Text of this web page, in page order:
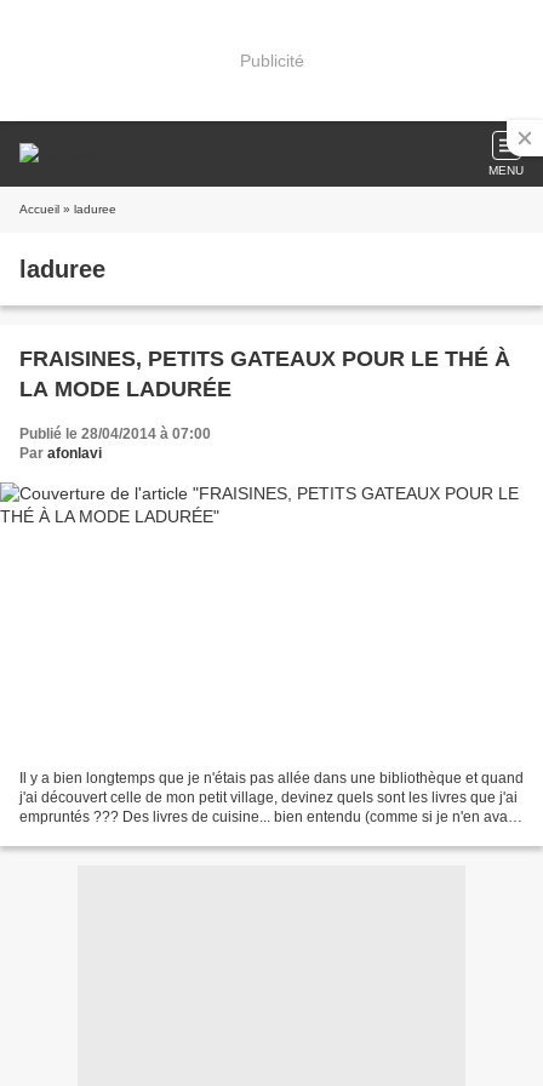
Publicité
MENU
Accueil » laduree
laduree
FRAISINES, PETITS GATEAUX POUR LE THÉ À
LA MODE LADURÉE
Publié le 28/04/2014 à 07:00
Par afonlavi
Il y a bien longtemps que je n'étais pas allée dans une bibliothèque et quand
j'ai découvert celle de mon petit village, devinez quels sont les livres que j'ai
empruntés ??? Des livres de cuisine... bien entendu (comme si je n'en avais